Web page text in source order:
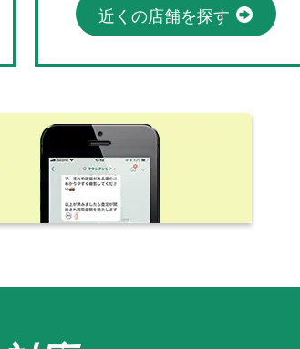
近くの店舗を探す